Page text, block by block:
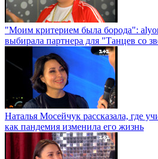
"Моим критерием была борода":
выбирала партнера для "Танцев со
Наталья Мосейчук рассказала, где
как пандемия изменила его жизнь